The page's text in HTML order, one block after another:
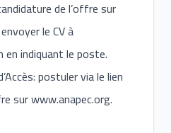
de l’offre sur
le CV à
en indiquant le poste.
postuler via le lien
surwww.anapec.org.